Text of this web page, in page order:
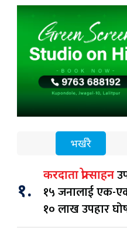
भर्खरै
१.
करदाता प्रोत्साहन
१५ जनालाई एक-
१० लाख उपहार